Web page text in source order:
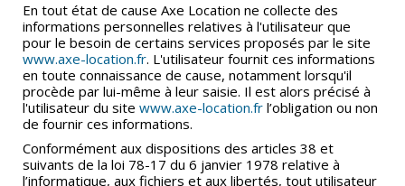
En tout état de cause Axe Location ne collecte des
informations personnelles relatives à l'utilisateur que
pour le besoin de certains services proposés par le site
www.axe-location.fr. L'utilisateur fournit ces informations
en toute connaissance de cause, notamment lorsqu'il
procède par lui-même à leur saisie. Il est alors précisé à
l'utilisateur du site www.axe-location.fr l’obligation ou non
de fournir ces informations.
Conformément aux dispositions des articles 38 et
suivants de la loi 78-17 du 6 janvier 1978 relative à
l’informatique, aux fichiers et aux libertés, tout utilisateur